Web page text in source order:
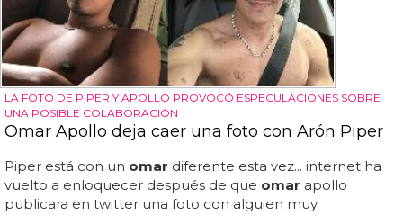
LA FOTO DE PIPER Y APOLLO PROVOCÓ ESPECULACIONES SOBRE
UNA POSIBLE COLABORACIÓN
Omar Apollo deja caer una foto con Arón Piper
Piper está con un omar diferente esta vez... internet ha
vuelto a enloquecer después de que omar apollo
publicara en twitter una foto con alguien muy